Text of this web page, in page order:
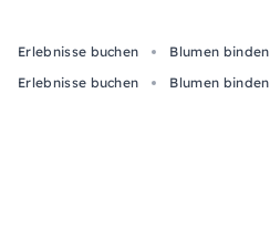
Erlebnisse buchen Blumen binden
Erlebnisse buchen
Blumen binden